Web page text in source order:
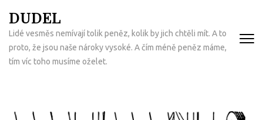
na
obsah
(Enter)
DUDEL
Lidé vesměs nemívají tolik peněz, kolik by jich chtěli mít. A to
proto, že jsou naše nároky vysoké. A čím méně peněz máme,
tím víc toho musíme oželet.